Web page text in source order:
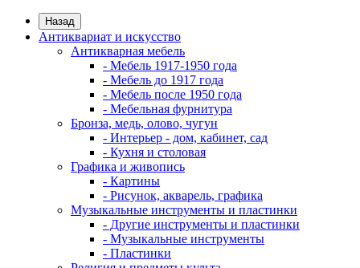
Назад
Антиквариат и искусство
Антикварная мебель
- Мебель 1917-1950 года
- Мебель до 1917 года
- Мебель после 1950 года
- Мебельная фурнитура
Бронза, медь, олово, чугун
- Интерьер - дом, кабинет, сад
- Кухня и столовая
Графика и живопись
- Картины
- Рисунок, акварель, графика
Музыкальные инструменты и пластинки
- Другие инструменты и пластинки
- Музыкальные инструменты
- Пластинки